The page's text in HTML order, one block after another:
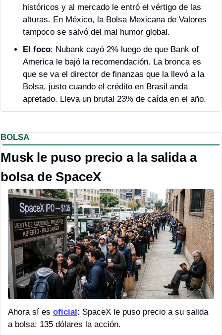
históricos y al mercado le entró el vértigo de las
alturas. En México, la Bolsa Mexicana de Valores
tampoco se salvó del mal humor global.
El foco: Nubank cayó 2% luego de que Bank of
America le bajó la recomendación. La bronca es
que se va el director de finanzas que la llevó a la
Bolsa, justo cuando el crédito en Brasil anda
apretado. Lleva un brutal 23% de caída en el año.
BOLSA
Musk le puso precio a la salida a
bolsa de SpaceX
Ahora sí es oficial : SpaceX le puso precio a su salida
a bolsa: 135 dólares la acción.